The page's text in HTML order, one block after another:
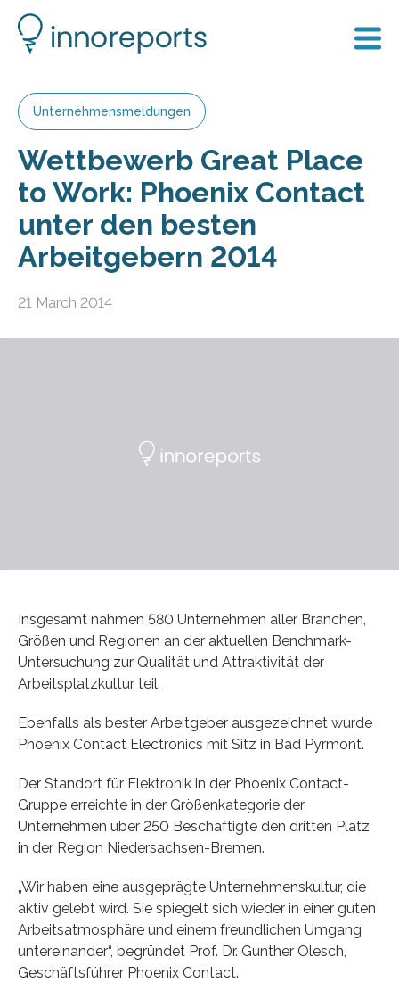
Unternehmensmeldungen
Wettbewerb Great Place
to Work: Phoenix Contact
unter den besten
Arbeitgebern 2014
21 March 2014
Insgesamt nahmen 580 Unternehmen aller Branchen,
Größen und Regionen an der aktuellen Benchmark-
Untersuchung zur Qualität und Attraktivität der
Arbeitsplatzkultur teil.
Ebenfalls als bester Arbeitgeber ausgezeichnet wurde
Phoenix Contact Electronics mit Sitz in Bad Pyrmont.
Der Standort für Elektronik in der Phoenix Contact-
Gruppe erreichte in der Größenkategorie der
Unternehmen über 250 Beschäftigte den dritten Platz
in der Region Niedersachsen-Bremen.
„Wir haben eine ausgeprägte Unternehmenskultur, die
aktiv gelebt wird. Sie spiegelt sich wieder in einer guten
Arbeitsatmosphäre und einem freundlichen Umgang
untereinander“, begründet Prof. Dr. Gunther Olesch,
Geschäftsführer Phoenix Contact.